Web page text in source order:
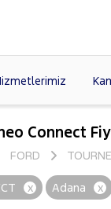
>
>
>
FORD(879)
HYUNDAI(19)
DACIA(13)
Connect
FORD
x Adana x